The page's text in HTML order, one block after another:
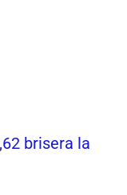
brisera la